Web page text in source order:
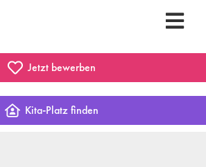
Jetzt bewerben
Kita-Platz finden